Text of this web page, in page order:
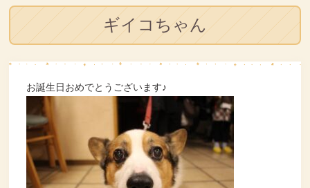
ギイコちゃん
お誕生日おめでとうございます♪